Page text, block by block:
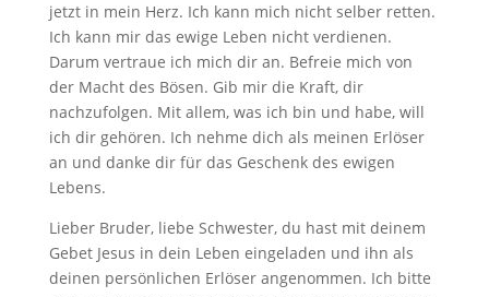
jetzt in mein Herz. Ich kann mich nicht selber retten.
Ich kann mir das ewige Leben nicht verdienen.
Darum vertraue ich mich dir an. Befreie mich von
der Macht des Bösen. Gib mir die Kraft, dir
nachzufolgen. Mit allem, was ich bin und habe, will
ich dir gehören. Ich nehme dich als meinen Erlöser
an und danke dir für das Geschenk des ewigen
Lebens.
Lieber Bruder, liebe Schwester, du hast mit deinem
Gebet Jesus in dein Leben eingeladen und ihn als
deinen persönlichen Erlöser angenommen. Ich bitte